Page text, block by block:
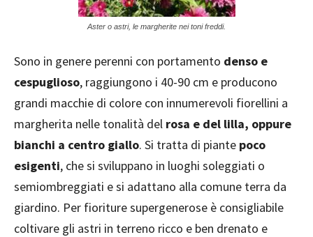
Aster o astri, le margherite nei toni freddi.
Sono in genere perenni con portamento denso e
cespuglioso, raggiungono i 40-90 cm e producono
grandi macchie di colore con innumerevoli fiorellini a
margherita nelle tonalità del rosa e del lilla, oppure
bianchi a centro giallo. Si tratta di piante poco
esigenti, che si sviluppano in luoghi soleggiati o
semiombreggiati e si adattano alla comune terra da
giardino. Per fioriture supergenerose è consigliabile
coltivare gli astri in terreno ricco e ben drenato e